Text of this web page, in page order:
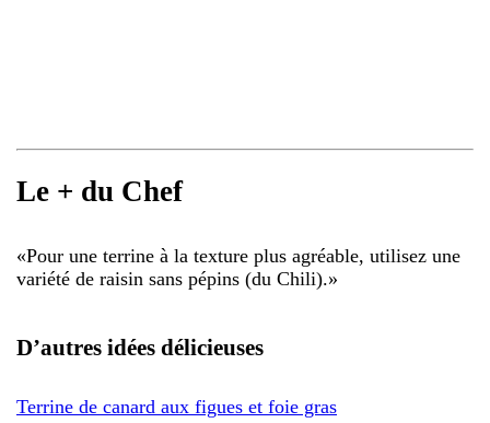
Le + du Chef
«Pour une terrine à la texture plus agréable, utilisez une
variété de raisin sans pépins (du Chili).»
D’autres idées délicieuses
Terrine de canard aux figues et foie gras